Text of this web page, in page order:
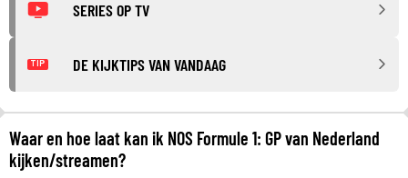
SERIES OP TV
TIP DE KIJKTIPS VAN VANDAAG
Waar en hoe laat kan ik NOS Formule 1: GP van Nederland
kijken/streamen?